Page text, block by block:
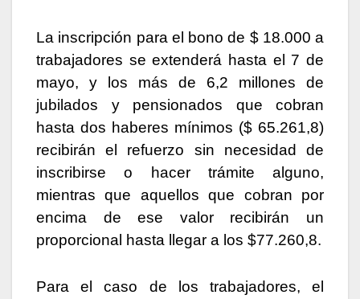
La inscripción para el bono de $ 18.000 a
trabajadores se extenderá hasta el 7 de
mayo, y los más de 6,2 millones de
jubilados y pensionados que cobran
hasta dos haberes mínimos ($ 65.261,8)
recibirán el refuerzo sin necesidad de
inscribirse o hacer trámite alguno,
mientras que aquellos que cobran por
encima de ese valor recibirán un
proporcional hasta llegar a los $77.260,8.
Para el caso de los trabajadores, el